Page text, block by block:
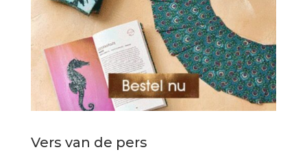
Vers van de pers